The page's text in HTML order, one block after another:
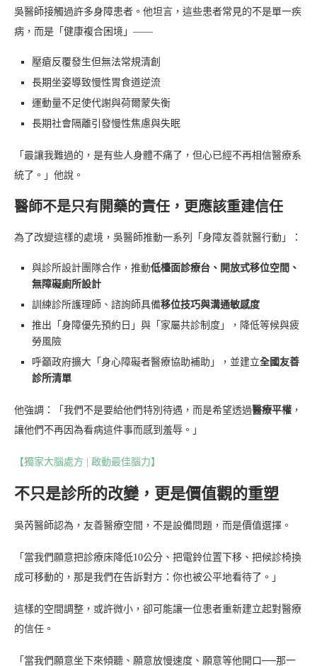
吳醫師接觸過許多身障患者。他坦言，這些患者常見的不是單一疾
病，而是「健康複合困境」——
壓瘡反覆發生但無法常規清創
長期坐姿導致慢性胃食道逆流
運動量不足使代謝與荷爾蒙失衡
長期社會隔離引發慢性焦慮與失眠
「最讓我難過的，是有些人身體不痛了，但心已經不再相信醫療系
統了。」他說。
醫師不是只有開藥的責任，更應該重建信任
為了改變這樣的處境，吳醫師推動一系列「身障友善就醫行動」：
與診所設計團隊合作，推動低檯面診療台、開放式移位空間、
無障礙廁所設計
訓練診所護理師、諮詢師具備移位技巧與溝通敏感度
推出「身障優先預約日」與「家屬共診制度」，降低等候與疲
勞風險
呼籲政府擴大「身心障礙者醫療協助補助」，並建立全國友善
診所清單
他強調：「我們不是要給他們特別待遇，而是希望透過醫療平權 ，
讓他們不再因為看病這件事而感到羞辱。」
【獨家大腦處方 | 啟動最佳腦力】
不只是診所的改變，更是價值觀的重塑
吳芮醫師認為，友善醫療空間，不是設備問題，而是價值選擇。
「當我們願意把診療床降低10公分、把電鈴位置下移、把候診椅換
成可移動的，那是我們在告訴對方：你也被公平地看待了。」
這樣的空間調整，或許微小，卻可能讓一位患者重新建立起對醫療
的信任。
「當我們願意坐下來傾聽、願意放慢速度、願意等他開口──那一